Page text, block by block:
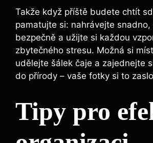
Takže⁢ když příště budete chtít
pamatujte si: nahrávejte snadno,
bezpečně‍ a užijte si každou
zbytečného stresu. Možná si
udělejte šálek čaje ⁤a ​zajednejte
do přírody – vaše fotky si‌ to
Tipy pro